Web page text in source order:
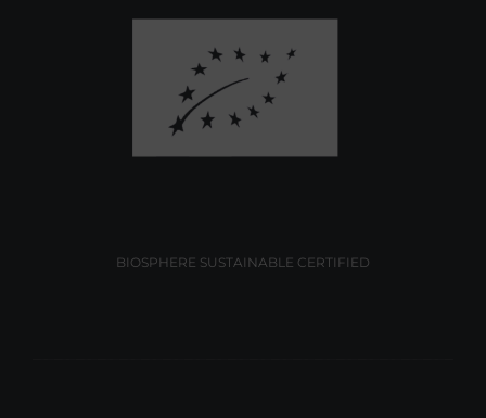
BIOSPHERE SUSTAINABLE CERTIFIED